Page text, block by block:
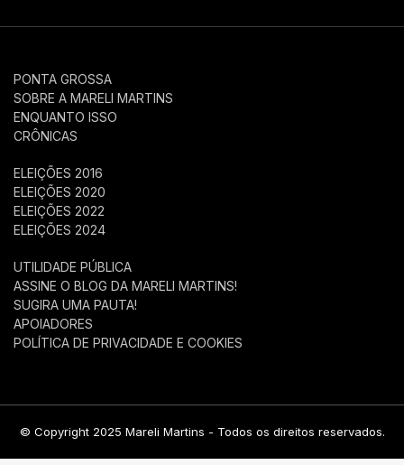
PONTA GROSSA
SOBRE A MARELI MARTINS
ENQUANTO ISSO
CRÔNICAS
ELEIÇÕES 2016
ELEIÇÕES 2020
ELEIÇÕES 2022
ELEIÇÕES 2024
UTILIDADE PÚBLICA
ASSINE O BLOG DA MARELI MARTINS!
SUGIRA UMA PAUTA!
APOIADORES
POLÍTICA DE PRIVACIDADE E COOKIES
© Copyright 2025 Mareli Martins - Todos os direitos reservados.